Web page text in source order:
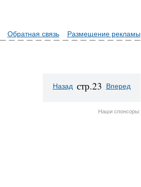
Обратная связь Размещение рекламы
Назад стр.23 Вперед
Наши спонсоры: